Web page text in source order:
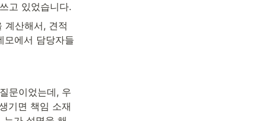
고 있었습니다.
계산해서, 견적
모에서 담당자들
문이었는데, 우
기면 책임 소재